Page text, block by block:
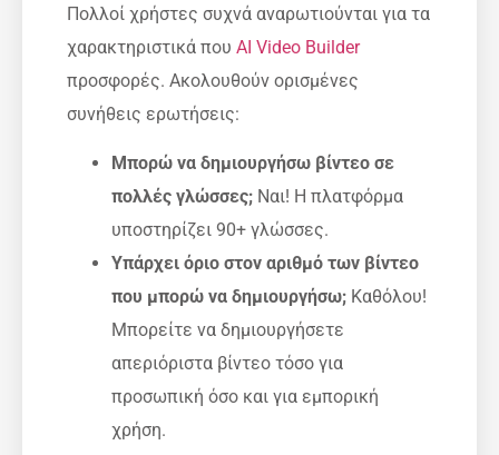
Πολλοί χρήστες συχνά αναρωτιούνται για τα
χαρακτηριστικά που AI Video Builder
προσφορές. Ακολουθούν ορισμένες
συνήθεις ερωτήσεις:
Μπορώ να δημιουργήσω βίντεο σε
πολλές γλώσσες; Ναι! Η πλατφόρμα
υποστηρίζει 90+ γλώσσες.
Υπάρχει όριο στον αριθμό των βίντεο
που μπορώ να δημιουργήσω; Καθόλου!
Μπορείτε να δημιουργήσετε
απεριόριστα βίντεο τόσο για
προσωπική όσο και για εμπορική
χρήση.